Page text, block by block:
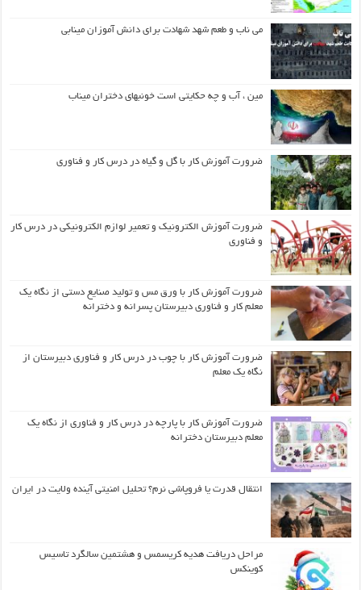
می ناب و طعم شهد شهادت برای دانش آموزان مینابی
مین ، آب و چه حکایتی است خونبهای دختران میناب
ضرورت آموزش کار با گل و گیاه در درس کار و فناوری
ضرورت آموزش الکترونیک و تعمیر لوازم الکترونیکی در درس کار
و فناوری
ضرورت آموزش کار با ورق مس و تولید صنایع دستی از نگاه یک
معلم کار و فناوری دبیرستان پسرانه و دخترانه
ضرورت آموزش کار با چوب در درس کار و فناوری دبیرستان از
نگاه یک معلم
ضرورت آموزش کار با پارچه در درس کار و فناوری از نگاه یک
معلم دبیرستان دخترانه
انتقال قدرت یا فروپاشی نرم؟ تحلیل امنیتی آینده ولایت در ایران
مراحل دریافت هدیه کریسمس و هشتمین سالگرد تاسیس
کوینکس